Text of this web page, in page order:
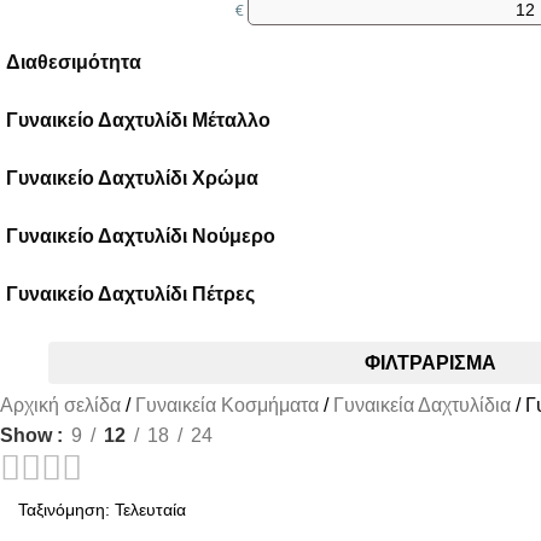
€
Διαθεσιμότητα
Εξαντλημένο
Γυναικείο Δαχτυλίδι Μέταλλο
Ορείχαλκος
Γυναικείο Δαχτυλίδι Χρώμα
Μαύρο
Τρίχρωμο
Γυναικείο Δαχτυλίδι Νούμερο
Μεγ. 51
Μεγ. 55
Μεγ. 57
Μεγ. 59
Γυναικείο Δαχτυλίδι Πέτρες
Ζιργκόν
Κορνεόλη
Όνυχα
Πέρλα
Σκέτο
ΦΙΛΤΡΆΡΙΣΜΑ
Αρχική σελίδα Γυναικεία Κοσμήματα Γυναικεία Δαχτυλίδια
Show
9 12 18 24